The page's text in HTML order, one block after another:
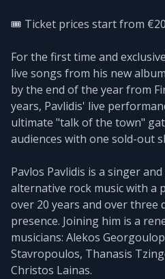
🎟️ Ticket prices start from
For the first time and
live songs from his new
by the end of the year from
years, Pavlidis' live
ultimate "talk of the town"
audiences with one sold-out
Pavlos Pavlidis is a singer
alternative rock music with a
over 20 years and over three
presence. Joining him is a
musicians: Alekos
Stavropoulos, Thanasis
Christos Lainas.